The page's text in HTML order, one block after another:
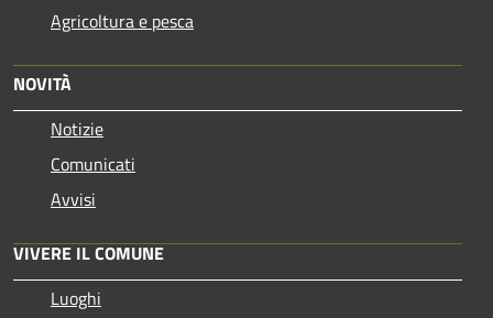
Agricoltura e pesca
NOVITÀ
Notizie
Comunicati
Avvisi
VIVERE IL COMUNE
Luoghi